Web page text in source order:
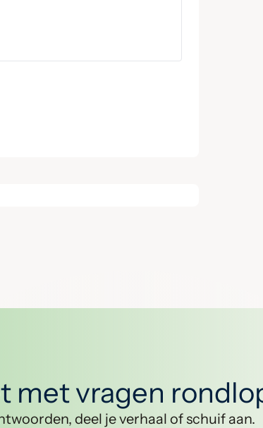
met vragen
deel je verhaal of schuif aan.